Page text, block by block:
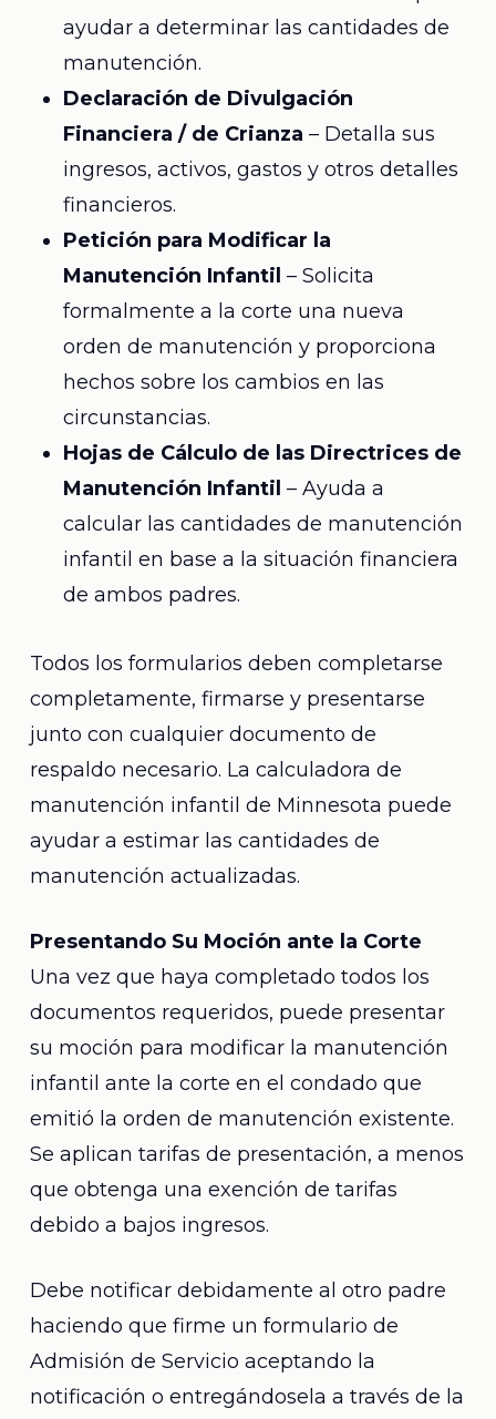
ayudar a determinar las cantidades de
manutención.
Declaración de Divulgación
Financiera / de Crianza – Detalla sus
ingresos, activos, gastos y otros detalles
financieros.
Petición para Modificar la
Manutención Infantil – Solicita
formalmente a la corte una nueva
orden de manutención y proporciona
hechos sobre los cambios en las
circunstancias.
Hojas de Cálculo de las Directrices de
Manutención Infantil – Ayuda a
calcular las cantidades de manutención
infantil en base a la situación financiera
de ambos padres.
Todos los formularios deben completarse
completamente, firmarse y presentarse
junto con cualquier documento de
respaldo necesario. La calculadora de
manutención infantil de Minnesota puede
ayudar a estimar las cantidades de
manutención actualizadas.
Presentando Su Moción ante la Corte
Una vez que haya completado todos los
documentos requeridos, puede presentar
su moción para modificar la manutención
infantil ante la corte en el condado que
emitió la orden de manutención existente.
Se aplican tarifas de presentación, a menos
que obtenga una exención de tarifas
debido a bajos ingresos.
Debe notificar debidamente al otro padre
haciendo que firme un formulario de
Admisión de Servicio aceptando la
notificación o entregándosela a través de la